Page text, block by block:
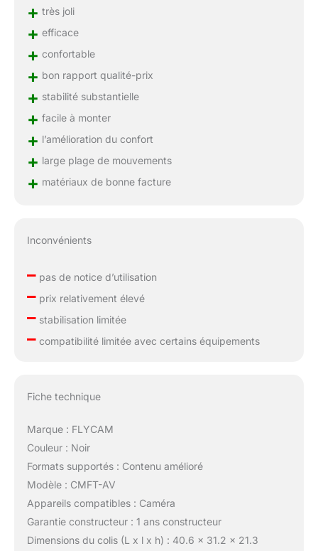
+ très joli
+ efficace
+ confortable
+ bon rapport qualité-prix
+ stabilité substantielle
+ facile à monter
+ l’amélioration du confort
+ large plage de mouvements
+ matériaux de bonne facture
Inconvénients
–pas de notice d’utilisation
–prix relativement élevé
–stabilisation limitée
–compatibilité limitée avec certains équipements
Fiche technique
Marque : FLYCAM
Couleur : Noir
Formats supportés : Contenu amélioré
Modèle : CMFT-AV
Appareils compatibles : Caméra
Garantie constructeur : 1 ans constructeur
Dimensions du colis (L x l x h) : 40.6 x 31.2 x 21.3